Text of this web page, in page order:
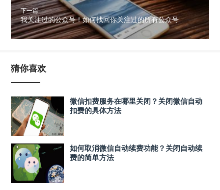
下一篇
我关注过的公众号！如何找回你关注过的所有公众号
猜你喜欢
微信扣费服务在哪里关闭？关闭微信自动
扣费的具体方法
如何取消微信自动续费功能？关闭自动续
费的简单方法